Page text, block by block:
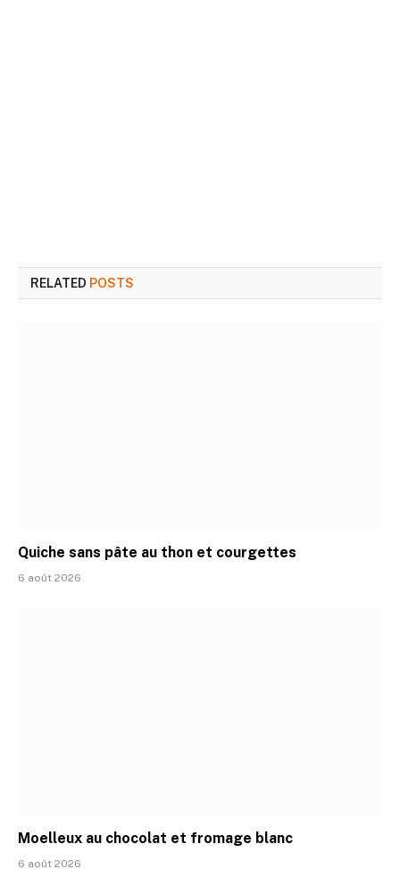
RELATED POSTS
Quiche sans pâte au thon et courgettes
6 août 2026
Moelleux au chocolat et fromage blanc
6 août 2026